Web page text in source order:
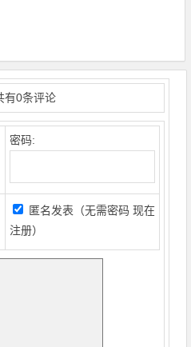
有0条评论
密码:
匿名发表（无需密码现在
注册）